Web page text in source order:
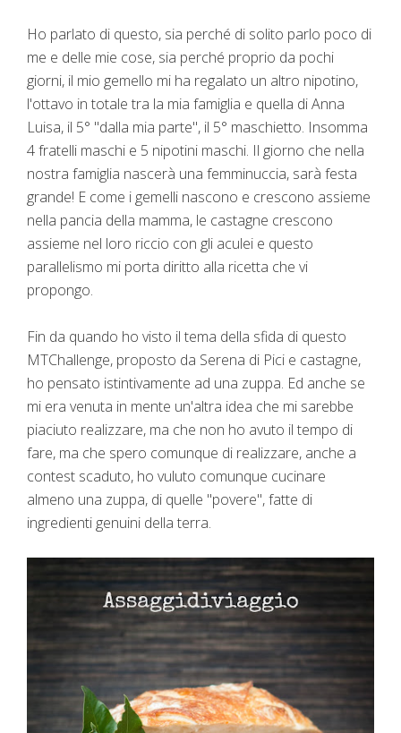
Ho parlato di questo, sia perché di solito parlo poco di
me e delle mie cose, sia perché proprio da pochi
giorni, il mio gemello mi ha regalato un altro nipotino,
l'ottavo in totale tra la mia famiglia e quella di Anna
Luisa, il 5° "dalla mia parte", il 5° maschietto. Insomma
4 fratelli maschi e 5 nipotini maschi. Il giorno che nella
nostra famiglia nascerà una femminuccia, sarà festa
grande! E come i gemelli nascono e crescono assieme
nella pancia della mamma, le castagne crescono
assieme nel loro riccio con gli aculei e questo
parallelismo mi porta diritto alla ricetta che vi
propongo.
Fin da quando ho visto il tema della sfida di questo
MTChallenge, proposto da Serena di Pici e castagne,
ho pensato istintivamente ad una zuppa. Ed anche se
mi era venuta in mente un'altra idea che mi sarebbe
piaciuto realizzare, ma che non ho avuto il tempo di
fare, ma che spero comunque di realizzare, anche a
contest scaduto, ho vuluto comunque cucinare
almeno una zuppa, di quelle "povere", fatte di
ingredienti genuini della terra.